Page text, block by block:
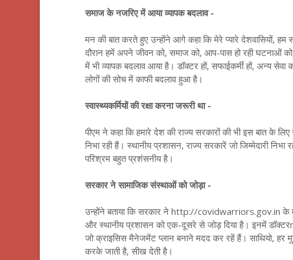
समाज के नजरिए में आया व्यापक बदलाव -
मन की बात करते हुए उन्होंने आगे कहा कि मेरे प्यारे देशवासियों,
दौरान हमें अपने जीवन को, समाज को, आप-पास हो रही घटनाओं
में भी व्यापक बदलाव आया है। डॉक्टर हों, सफाईकर्मी हों, अन्य
लोगों की सोच में काफी बदलाव हुआ है।
स्वास्थ्यकर्मियों की रक्षा करना जरूरी था -
पीएम ने कहा कि हमारे देश की राज्य सरकारों की भी इस बात के
निभा रही हैं। स्थानीय प्रशासन, राज्य सरकारें जो जिम्मेदारी
परिश्रम बहुत प्रशंसनीय है।
सरकार ने सामाजिक संस्थाओं को जोड़ा -
उन्होंने बताया कि सरकार ने http://covidwarriors.gov.in के
और स्थानीय प्रशासन को एक-दूसरे से जोड़ दिया है। इनमें
जो क्राइसिस मैनेजमेंट प्लान बनाने मदद कर रहें हैं। साथियो,
करके जाती है, सीख देती है।